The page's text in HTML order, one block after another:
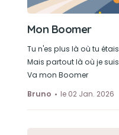
Mon Boomer
Tu n'es plus là où tu étais
Mais partout là où je suis
Va mon Boomer
Bruno
le 02 Jan. 2026